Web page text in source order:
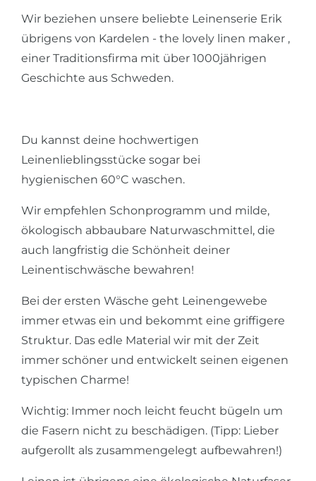
Wir beziehen unsere beliebte Leinenserie Erik
übrigens von Kardelen - the lovely linen maker ,
einer Traditionsfirma mit über 1000jährigen
Geschichte aus Schweden.
Du kannst deine hochwertigen
Leinenlieblingsstücke sogar bei
hygienischen 60°C waschen.
Wir empfehlen Schonprogramm und milde,
ökologisch abbaubare Naturwaschmittel, die
auch langfristig die Schönheit deiner
Leinentischwäsche bewahren!
Bei der ersten Wäsche geht Leinengewebe
immer etwas ein und bekommt eine griffigere
Struktur. Das edle Material wir mit der Zeit
immer schöner und entwickelt seinen eigenen
typischen Charme!
Wichtig: Immer noch leicht feucht bügeln um
die Fasern nicht zu beschädigen. (Tipp: Lieber
aufgerollt als zusammengelegt aufbewahren!)